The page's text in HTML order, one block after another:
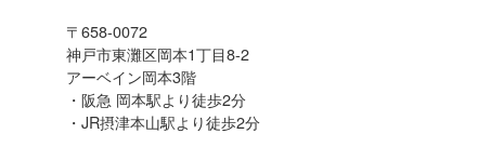
〒658-0072
神戸市東灘区岡本1丁目8-2
アーベイン岡本3階
・阪急 岡本駅より徒歩2分
・JR摂津本山駅より徒歩2分